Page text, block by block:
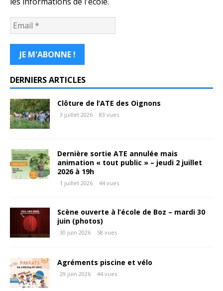
DERNIERS ARTICLES
Clôture de l’ATE des Oignons
3 juillet 2026 83 vues
Dernière sortie ATE annulée mais
animation « tout public » – jeudi 2 juillet
2026 à 19h
1 juillet 2026 44 vues
Scène ouverte à l’école de Boz – mardi 30
juin (photos)
30 juin 2026 58 vues
Agréments piscine et vélo
29 juin 2026 44 vues